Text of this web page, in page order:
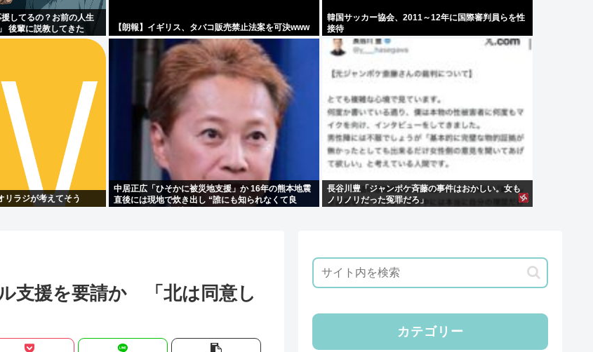
してるの？お前の人生
後輩に説教してきた
【朗報】イギリス、タバコ販売禁止法案を可決www
韓国サッカー協会、2011～12年に国際審判員らを性
接待
リラジが考えてそう
中居正広「ひそかに被災地支援」か 16年の熊本地震
直後には現地で炊き出し “誰にも知られなくて良
長谷川豊「ジャンポケ斉藤の事件はおかしい。女も
ノリノリだった冤罪だろ」
支援を要請か 「北は同意し
カテゴリー